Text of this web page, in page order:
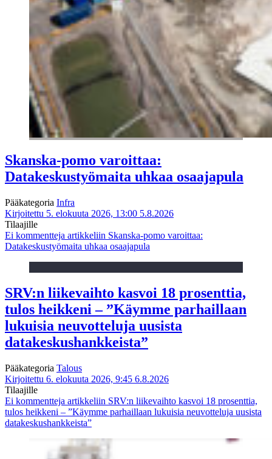
Skanska-pomo varoittaa:
Datakeskustyömaita uhkaa osaajapula
Pääkategoria Infra
Kirjoitettu 5. elokuuta 2026, 13:00 5.8.2026
Tilaajille
Ei kommentteja artikkeliin Skanska-pomo varoittaa:
Datakeskustyömaita uhkaa osaajapula
SRV:n liikevaihto kasvoi 18 prosenttia,
tulos heikkeni – ”Käymme parhaillaan
lukuisia neuvotteluja uusista
datakeskushankkeista”
Pääkategoria Talous
Kirjoitettu 6. elokuuta 2026, 9:45 6.8.2026
Tilaajille
Ei kommentteja artikkeliin SRV:n liikevaihto kasvoi 18 prosenttia,
tulos heikkeni – ”Käymme parhaillaan lukuisia neuvotteluja uusista
datakeskushankkeista”